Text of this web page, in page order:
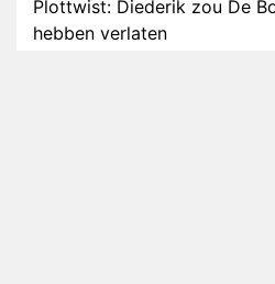
Plottwist: Diederik zou De
hebben verlaten